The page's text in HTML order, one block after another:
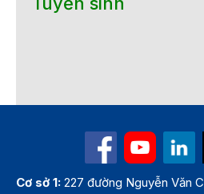
Cơ sở 1: 227 đường Nguyễn Văn